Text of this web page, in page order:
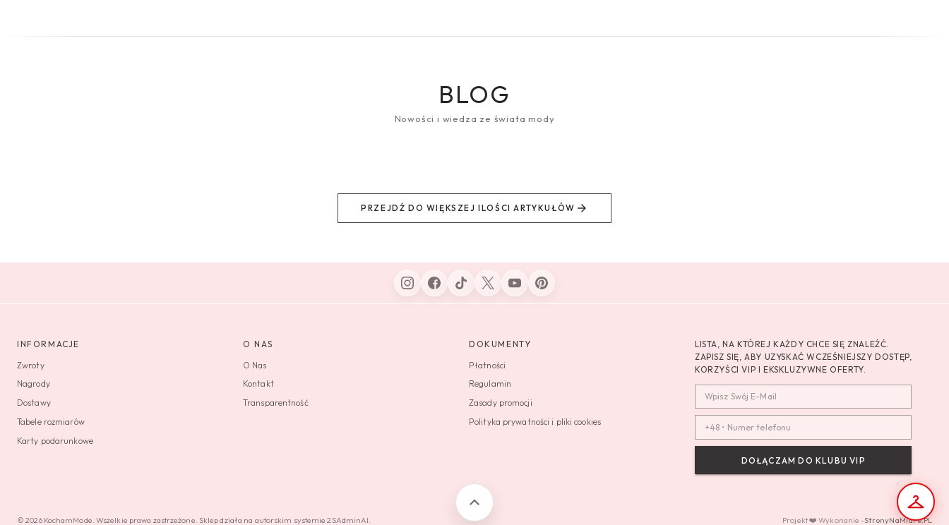
BLOG
Nowości i wiedza ze świata mody
PRZEJDŹ DO WIĘKSZEJ ILOŚCI ARTYKUŁÓW
INFORMACJE
Zwroty
Nagrody
Dostawy
Tabele rozmiarów
Karty podarunkowe
O NAS
O Nas
Kontakt
Transparentność
DOKUMENTY
Płatności
Regulamin
Zasady promocji
Polityka prywatności i pliki cookies
LISTA, NA KTÓREJ KAŻDY CHCE SIĘ ZNALEŹĆ.
ZAPISZ SIĘ, ABY UZYSKAĆ WCZEŚNIEJSZY DOSTĘP,
KORZYŚCI VIP I EKSKLUZYWNE OFERTY.
DOŁĄCZAM DO KLUBU VIP
© 2026 KochamMode. Wszelkie prawa zastrzeżone. Sklep działa na autorskim systemie 2SAdminAI. Projekt ❤️ Wykonanie -StronyNaMiare.PL